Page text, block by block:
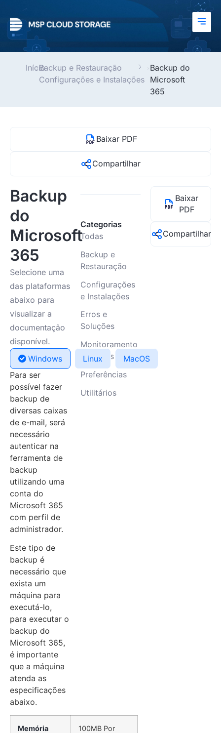
InícioBackup e Restauração
Configurações e Instalações
Backup do
Microsoft
365
Baixar PDF
Compartilhar
Categorias
Todas
Backup e
Restauração
Configurações
e Instalações
Erros e
Soluções
Monitoramento
e Alertas
Preferências
Utilitários
Backup
do
Microsoft
365
Selecione uma
das plataformas
abaixo para
visualizar a
documentação
disponível.
Windows
Linux
MacOS
Para ser
possível fazer
backup de
diversas caixas
de e-mail, será
necessário
autenticar na
ferramenta de
backup
utilizando uma
conta do
Microsoft 365
com perfil de
administrador.
Este tipo de
backup é
necessário que
exista um
máquina para
executá-lo,
para executar o
backup do
Microsoft 365,
é importante
que a máquina
atenda as
especificações
abaixo.
Memória
100MB Por
Baixar
PDF
Compartilhar